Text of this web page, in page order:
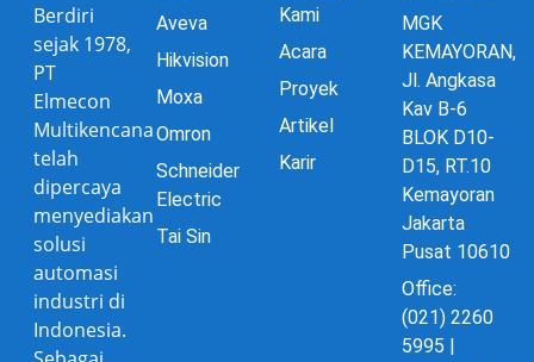
Berdiri
sejak 1978,
PT
Elmecon
Multikencana
telah
dipercaya
menyediakan
solusi
automasi
industri di
Indonesia.
Aveva
Hikvision
Moxa
Omron
Schneider
Electric
Tai Sin
Kami
Acara
Proyek
Artikel
Karir
MGK
KEMAYORAN,
Jl. Angkasa
Kav B-6
BLOK D10-
D15, RT.10
Kemayoran
Jakarta
Pusat 10610
Office:
(021) 2260
5995 |